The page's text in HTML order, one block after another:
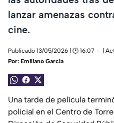
lanzar amenazas
cine.
Publicado 13/05/2026 | 🕑 16:07
|
Por: Emiliano García
Una tarde de película
policial en el Centro de